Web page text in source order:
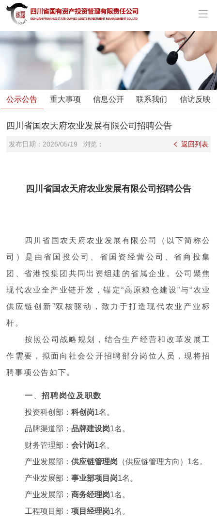
公示公告 重大事项 信息公开 联系我们 信访反映
四川省国农天府农业发展有限公司招聘公告
返回列表
发布日期： 2026/05/19 浏览：
四川省国农天府农业发展有限公司招聘公告
四川省国农天府农业发展有限公司（以下简称公
司）是由省国投公司、省国资经营公司、省商投集
团、省港投集团共同出资组建的省属企业。公司聚焦
现代农业全产业链开发，锚定“高原粮仓建设”与“农业
供应链创新”双核驱动，致力于打造现代农业产业标
杆。
按照公司战略规划，结合生产经营和改革发展工
作需要，拟面向社会公开招聘部分岗位人员，现将招
聘事项公告如下。
一 、招聘岗位及职数
投资科创部： 科创岗1名。
品牌渠道部： 品牌建设岗1名。
财务管理部： 会计岗1名。
产业发展部： 供应链管理岗（供应链管理方向）1名。
产业发展部： 事业部项目岗1名。
产业发展部： 商务经理岗1名。
工程项目部： 项目经理岗1名。